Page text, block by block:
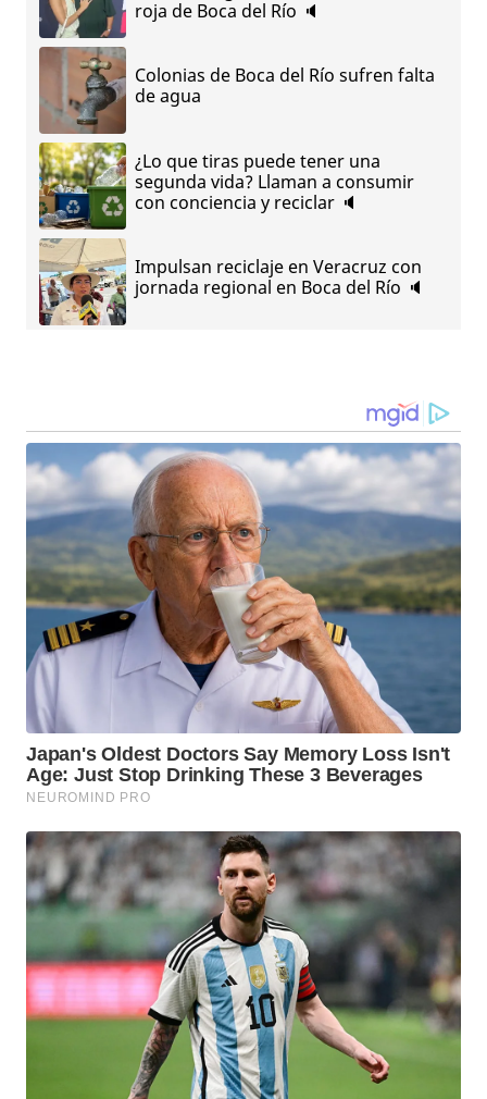
roja de Boca del Río 🔈
Colonias de Boca del Río sufren falta
de agua
¿Lo que tiras puede tener una
segunda vida? Llaman a consumir
con conciencia y reciclar 🔈
Impulsan reciclaje en Veracruz con
jornada regional en Boca del Río 🔈